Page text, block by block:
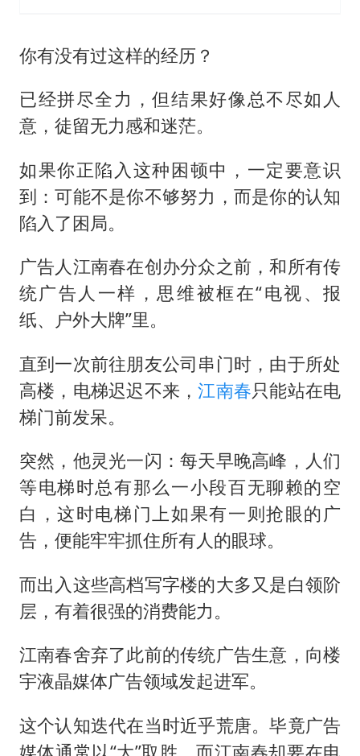
你有没有过这样的经历？
已经拼尽全力，但结果好像总不尽如人
意，徒留无力感和迷茫。
如果你正陷入这种困顿中，一定要意识
到：可能不是你不够努力，而是你的认知
陷入了困局。
广告人江南春在创办分众之前，和所有传
统广告人一样，思维被框在“电视、报
纸、户外大牌”里。
直到一次前往朋友公司串门时，由于所处
高楼，电梯迟迟不来，江南春只能站在电
梯门前发呆。
突然，他灵光一闪：每天早晚高峰，人们
等电梯时总有那么一小段百无聊赖的空
白，这时电梯门上如果有一则抢眼的广
告，便能牢牢抓住所有人的眼球。
而出入这些高档写字楼的大多又是白领阶
层，有着很强的消费能力。
江南春舍弃了此前的传统广告生意，向楼
宇液晶媒体广告领域发起进军。
这个认知迭代在当时近乎荒唐。毕竟广告